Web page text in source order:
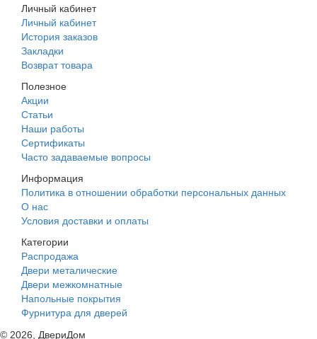
Личный кабинет
Личный кабинет
История заказов
Закладки
Возврат товара
Полезное
Акции
Статьи
Наши работы
Сертификаты
Часто задаваемые вопросы
Информация
Политика в отношении обработки персональных данных
О нас
Условия доставки и оплаты
Категории
Распродажа
Двери металические
Двери межкомнатные
Напольные покрытия
Фурнитура для дверей
© 2026 , ДвериДом